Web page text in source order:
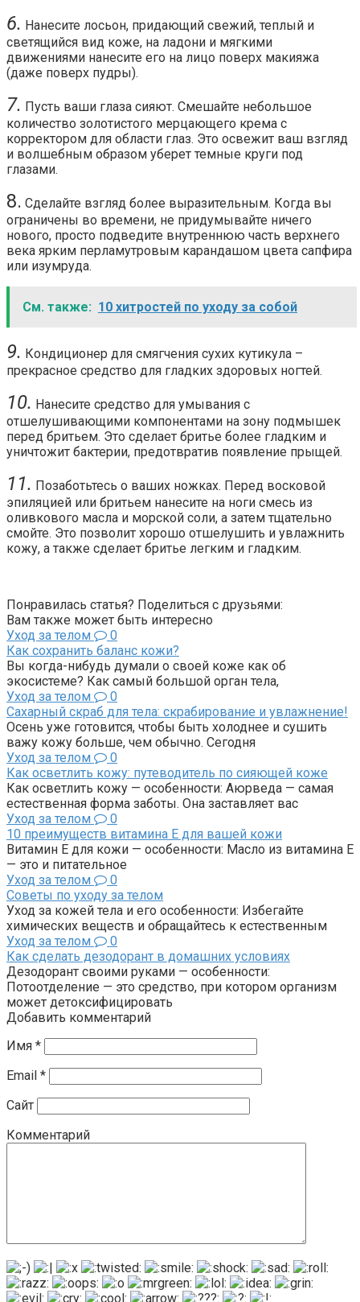
6. Нанесите лосьон, придающий свежий, теплый и
светящийся вид коже, на ладони и мягкими
движениями нанесите его на лицо поверх макияжа
(даже поверх пудры).
7. Пусть ваши глаза сияют. Смешайте небольшое
количество золотистого мерцающего крема с
корректором для области глаз. Это освежит ваш взгляд
и волшебным образом уберет темные круги под
глазами.
8. Сделайте взгляд более выразительным. Когда вы
ограничены во времени, не придумывайте ничего
нового, просто подведите внутреннюю часть верхнего
века ярким перламутровым карандашом цвета сапфира
или изумруда.
См. также: 10 хитростей по уходу за собой
9. Кондиционер для смягчения сухих кутикула –
прекрасное средство для гладких здоровых ногтей.
10. Нанесите средство для умывания с
отшелушивающими компонентами на зону подмышек
перед бритьем. Это сделает бритье более гладким и
уничтожит бактерии, предотвратив появление прыщей.
11. Позаботьтесь о ваших ножках. Перед восковой
эпиляцией или бритьем нанесите на ноги смесь из
оливкового масла и морской соли, а затем тщательно
смойте. Это позволит хорошо отшелушить и увлажнить
кожу, а также сделает бритье легким и гладким.
Понравилась статья? Поделиться с друзьями:
Вам также может быть интересно
Уход за телом
0
Как сохранить баланс кожи?
Вы когда-нибудь думали о своей коже как об
экосистеме? Как самый большой орган тела,
Уход за телом
0
Сахарный скраб для тела: скрабирование и увлажнение!
Осень уже готовится, чтобы быть холоднее и сушить
важу кожу больше, чем обычно. Сегодня
Уход за телом
0
Как осветлить кожу: путеводитель по сияющей коже
Как осветлить кожу — особенности: Аюрведа — самая
естественная форма заботы. Она заставляет вас
Уход за телом
0
10 преимуществ витамина Е для вашей кожи
Витамин Е для кожи — особенности: Масло из витамина Е
— это и питательное
Уход за телом
0
Советы по уходу за телом
Уход за кожей тела и его особенности: Избегайте
химических веществ и обращайтесь к естественным
Уход за телом
0
Как сделать дезодорант в домашних условиях
Дезодорант своими руками — особенности:
Потоотделение — это средство, при котором организм
может детоксифицировать
Добавить комментарий
Имя *
Email *
Сайт
Комментарий